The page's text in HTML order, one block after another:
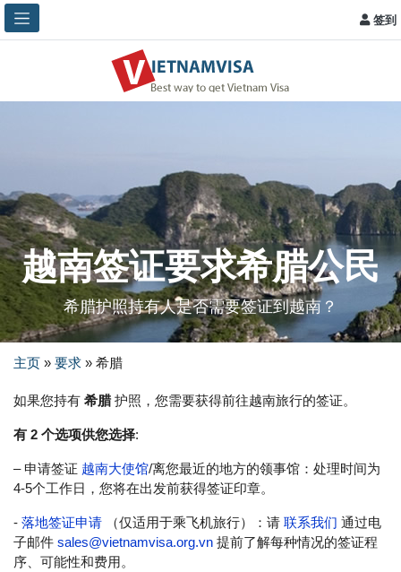
签到
越南签证要求希腊公民
希腊护照持有人是否需要签证到越南？
主页 » 要求 » 希腊
如果您持有 希腊护照，您需要获得前往越南旅行的签证。
有 2 个选项供您选择:
– 申请签证 越南大使馆/离您最近的地方的领事馆：处理时间为
4-5个工作日，您将在出发前获得签证印章。
- 落地签证申请 （仅适用于乘飞机旅行）：请 联系我们 通过电
子邮件 sales@vietnamvisa.org.vn 提前了解每种情况的签证程
序、可能性和费用。